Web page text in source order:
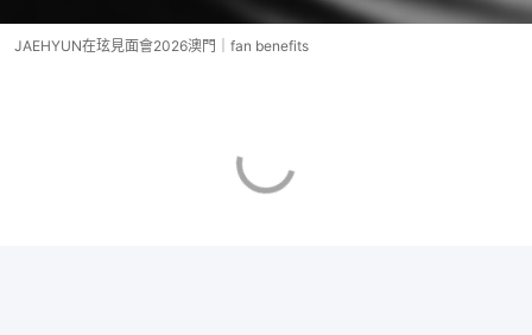
JAEHYUN在玹見面會2026澳門｜fan benefits